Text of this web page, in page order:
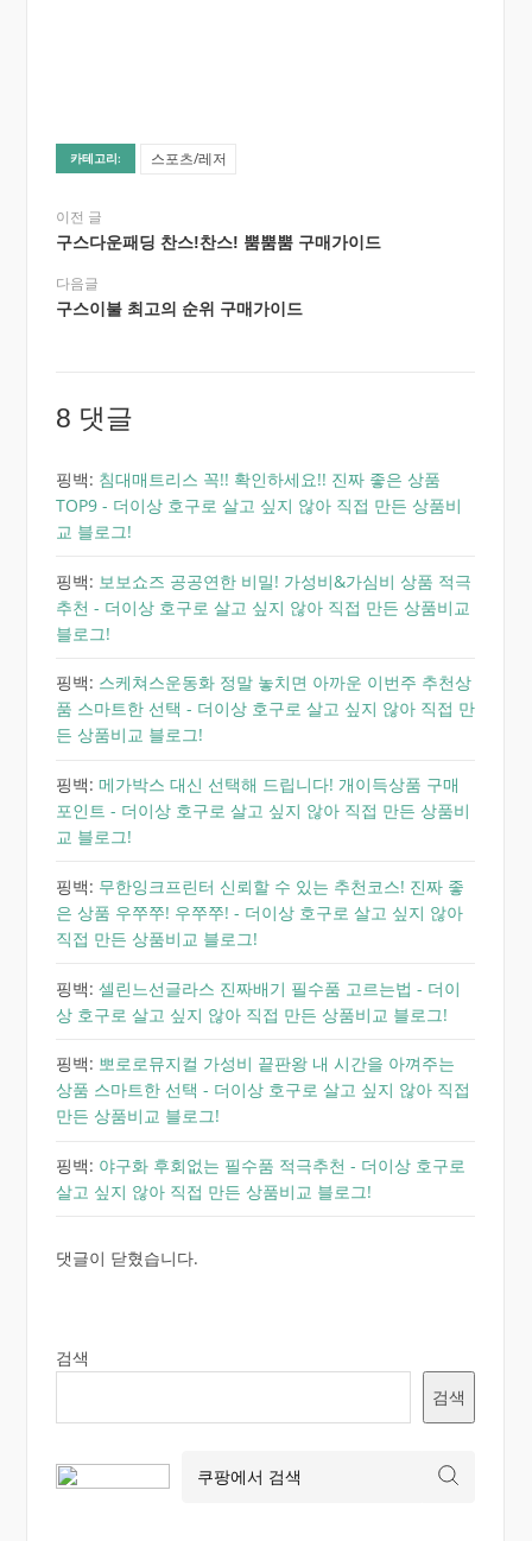
카테고리: 스포츠/레저
이전 글
구스다운패딩 찬스!찬스! 뿜뿜뿜 구매가이드
다음글
구스이불 최고의 순위 구매가이드
8 댓글
핑백: 침대매트리스 꼭!! 확인하세요!! 진짜 좋은 상품
TOP9 - 더이상 호구로 살고 싶지 않아 직접 만든 상품비
교 블로그!
핑백: 보보쇼즈 공공연한 비밀! 가성비&가심비 상품 적극
추천 - 더이상 호구로 살고 싶지 않아 직접 만든 상품비교
블로그!
핑백: 스케쳐스운동화 정말 놓치면 아까운 이번주 추천상
품 스마트한 선택 - 더이상 호구로 살고 싶지 않아 직접 만
든 상품비교 블로그!
핑백: 메가박스 대신 선택해 드립니다! 개이득상품 구매
포인트 - 더이상 호구로 살고 싶지 않아 직접 만든 상품비
교 블로그!
핑백: 무한잉크프린터 신뢰할 수 있는 추천코스! 진짜 좋
은 상품 우쭈쭈! 우쭈쭈! - 더이상 호구로 살고 싶지 않아
직접 만든 상품비교 블로그!
핑백: 셀린느선글라스 진짜배기 필수품 고르는법 - 더이
상 호구로 살고 싶지 않아 직접 만든 상품비교 블로그!
핑백: 뽀로로뮤지컬 가성비 끝판왕 내 시간을 아껴주는
상품 스마트한 선택 - 더이상 호구로 살고 싶지 않아 직접
만든 상품비교 블로그!
핑백: 야구화 후회없는 필수품 적극추천 - 더이상 호구로
살고 싶지 않아 직접 만든 상품비교 블로그!
댓글이 닫혔습니다.
검색
검색